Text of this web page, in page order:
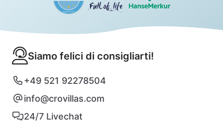
Siamo felici di consigliarti!
+49 521 92278504
info@crovillas.com
24/7 Livechat